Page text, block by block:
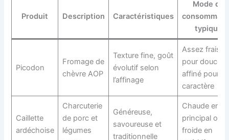
Produit Description Caractéristiques
Mode de
typique
Picodon
Fromage de
chèvre AOP
Texture fine, goût
évolutif selon
l’affinage
Assez frais
pour douceur,
affiné pour
caractère
Caillette
ardéchoise
Charcuterie
de porc et
légumes
Généreuse,
savoureuse et
traditionnelle
Chaude en
principal ou
froide en